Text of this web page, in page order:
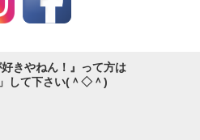
好きやねん！』って方は
して下さい(＾◇＾)